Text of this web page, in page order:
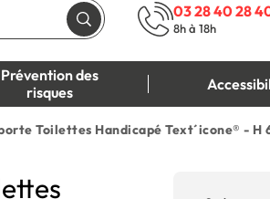
03 28 40 28
8h à 18h
Prévention des
risques
Toilettes Handicapé Text´icone® - H